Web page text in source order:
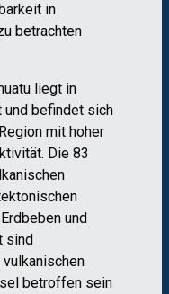
in
betrachten
liegt in
und befindet sich
mit hoher
Die 83
und
sind
vulkanischen
betroffen sein